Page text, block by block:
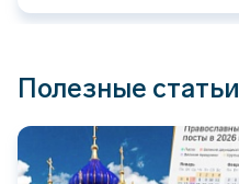
Полезные статьи